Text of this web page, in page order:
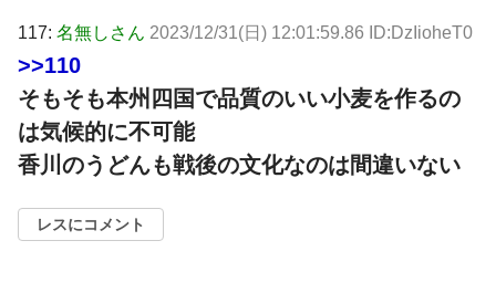
117: 名無しさん 2023/12/31(日) 12:01:59.86 ID:DzIioheT0
>>110
そもそも本州四国で品質のいい小麦を作るの
は気候的に不可能
香川のうどんも戦後の文化なのは間違いない
レスにコメント